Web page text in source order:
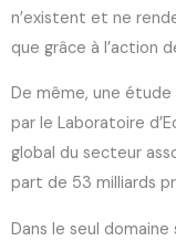
n’existent et ne
que grâce à l’action
De même, une
par le Laboratoire
global du secteur
part de 53 milliards
Dans le seul